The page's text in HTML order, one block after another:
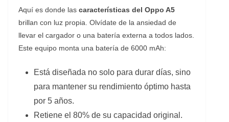
Aquí es donde las características del Oppo A5
brillan con luz propia. Olvídate de la ansiedad de
llevar el cargador o una batería externa a todos lados.
Este equipo monta una batería de 6000 mAh:
Está diseñada no solo para durar días, sino
para mantener su rendimiento óptimo hasta
por 5 años.
Retiene el 80% de su capacidad original.